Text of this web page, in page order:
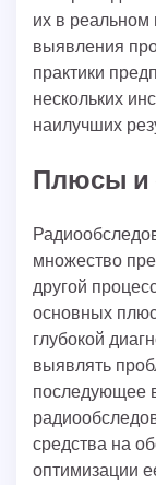
их в реальном
выявления
практики
нескольких
наилучших
Плюсы и
множество
другой
основных
глубокой
выявлять
последующее
средства на
оптимизации